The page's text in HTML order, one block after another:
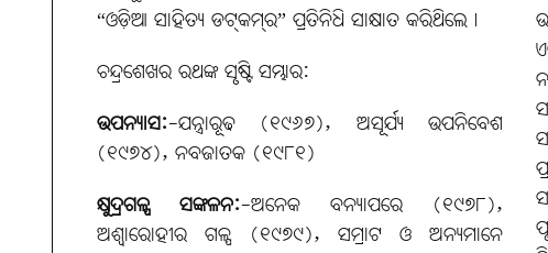
“ଓଡ଼ିଆ ସାହିତ୍ୟ ଡଟ୍‌କମ୍‌ର” ପ୍ରତିନିଧି ସାକ୍ଷାତ କରିଥିଲେ।
ଚନ୍ଦ୍ରଶେଖର ରଥଙ୍କ ସୃଷ୍ଟି ସମ୍ଭାର:
ଉପନ୍ୟାସ:-ଯନ୍ତ୍ରାରୂଢ (୧୯୬୭), ଅସୂର୍ଯ୍ୟ ଉପନିବେଶ
(୧୯୭୪), ନବଜାତକ (୧୯୮୧)
କ୍ଷୁଦ୍ରଗଳ୍ପ ସଙ୍କଳନ:-ଅନେକ ବନ୍ୟାପରେ (୧୯୭୮),
ଅଶ୍ବାରୋହୀର ଗଳ୍ପ (୧୯୭୯), ସମ୍ରାଟ ଓ ଅନ୍ୟମାନେ